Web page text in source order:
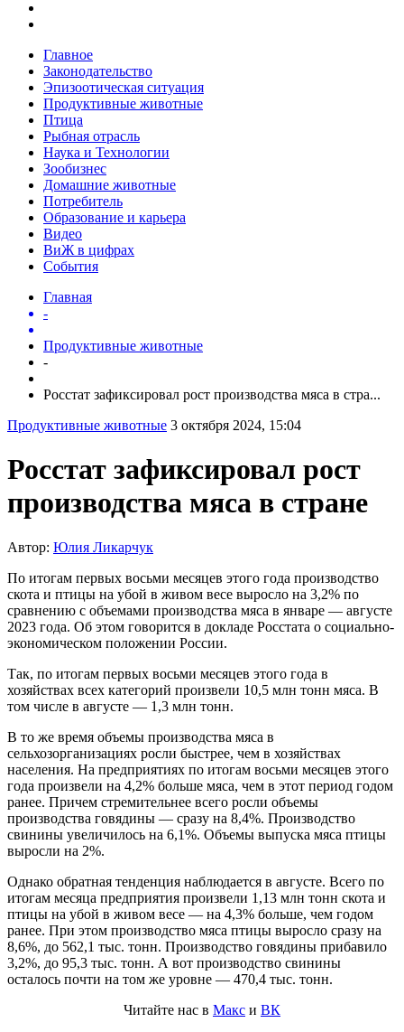
Главное
Законодательство
Эпизоотическая ситуация
Продуктивные животные
Птица
Рыбная отрасль
Наука и Технологии
Зообизнес
Домашние животные
Потребитель
Образование и карьера
Видео
ВиЖ в цифрах
События
Главная
-
Продуктивные животные
-
Росстат зафиксировал рост производства мяса в стра...
Продуктивные животные 3 октября 2024, 15:04
Росстат зафиксировал рост
производства мяса в стране
Автор: Юлия Ликарчук
По итогам первых восьми месяцев этого года производство
скота и птицы на убой в живом весе выросло на 3,2% по
сравнению с объемами производства мяса в январе — августе
2023 года. Об этом говорится в докладе Росстата о социально-
экономическом положении России.
Так, по итогам первых восьми месяцев этого года в
хозяйствах всех категорий произвели 10,5 млн тонн мяса. В
том числе в августе — 1,3 млн тонн.
В то же время объемы производства мяса в
сельхозорганизациях росли быстрее, чем в хозяйствах
населения. На предприятиях по итогам восьми месяцев этого
года произвели на 4,2% больше мяса, чем в этот период годом
ранее. Причем стремительнее всего росли объемы
производства говядины — сразу на 8,4%. Производство
свинины увеличилось на 6,1%. Объемы выпуска мяса птицы
выросли на 2%.
Однако обратная тенденция наблюдается в августе. Всего по
итогам месяца предприятия произвели 1,13 млн тонн скота и
птицы на убой в живом весе — на 4,3% больше, чем годом
ранее. При этом производство мяса птицы выросло сразу на
8,6%, до 562,1 тыс. тонн. Производство говядины прибавило
3,2%, до 95,3 тыс. тонн. А вот производство свинины
осталось почти на том же уровне — 470,4 тыс. тонн.
Читайте нас в Макс и ВК